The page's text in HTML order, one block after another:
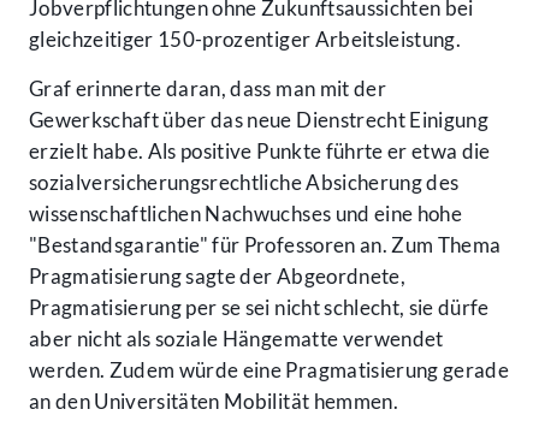
Jobverpflichtungen ohne Zukunftsaussichten bei
gleichzeitiger 150-prozentiger Arbeitsleistung.
Graf erinnerte daran, dass man mit der
Gewerkschaft über das neue Dienstrecht Einigung
erzielt habe. Als positive Punkte führte er etwa die
sozialversicherungsrechtliche Absicherung des
wissenschaftlichen Nachwuchses und eine hohe
"Bestandsgarantie" für Professoren an. Zum Thema
Pragmatisierung sagte der Abgeordnete,
Pragmatisierung per se sei nicht schlecht, sie dürfe
aber nicht als soziale Hängematte verwendet
werden. Zudem würde eine Pragmatisierung gerade
an den Universitäten Mobilität hemmen.